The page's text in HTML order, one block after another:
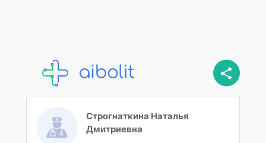
Строгнаткина Наталья
Дмитриевна